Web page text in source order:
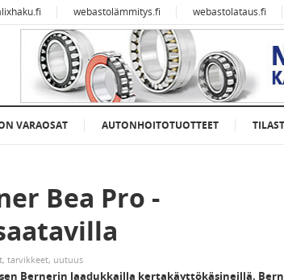
webastolämmitys.fi webastolataus.fi
VARAOSAT AUTONHOITOTUOTTEET
Bea Pro -
, tarvikkeet, uutuus
Bernerin laadukkailla kertakäyttökäsineillä.